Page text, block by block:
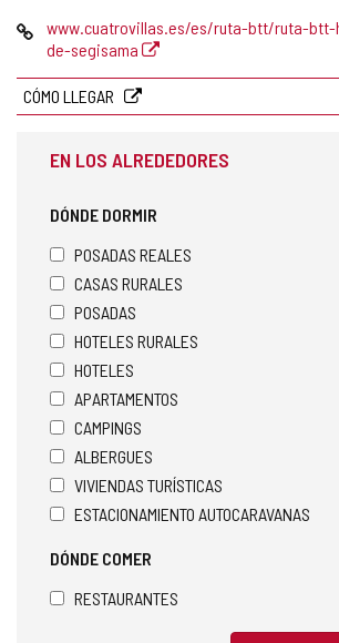
Página
Web
www.cuatrovillas.es/es/ruta-btt/ruta-btt-
de-segisama
CÓMO LLEGAR
EN LOS ALREDEDORES
DÓNDE DORMIR
POSADAS REALES
CASAS RURALES
POSADAS
HOTELES RURALES
HOTELES
APARTAMENTOS
CAMPINGS
ALBERGUES
VIVIENDAS TURÍSTICAS
ESTACIONAMIENTO AUTOCARAVANAS
DÓNDE COMER
RESTAURANTES